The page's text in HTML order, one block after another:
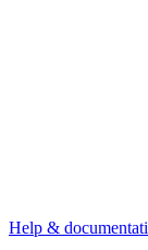
Help &